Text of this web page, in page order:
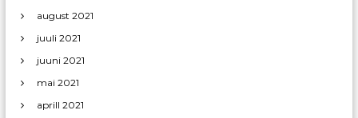
august 2021
juuli 2021
juuni 2021
mai 2021
aprill 2021